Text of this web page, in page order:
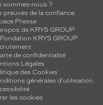
sommes-nous ?
preuves de la confiance
Presse
de KRYS GROUP
Fondation KRYS GROUP
de confidentialité
Légales
des Cookies
générales d'utilisation
les cookies